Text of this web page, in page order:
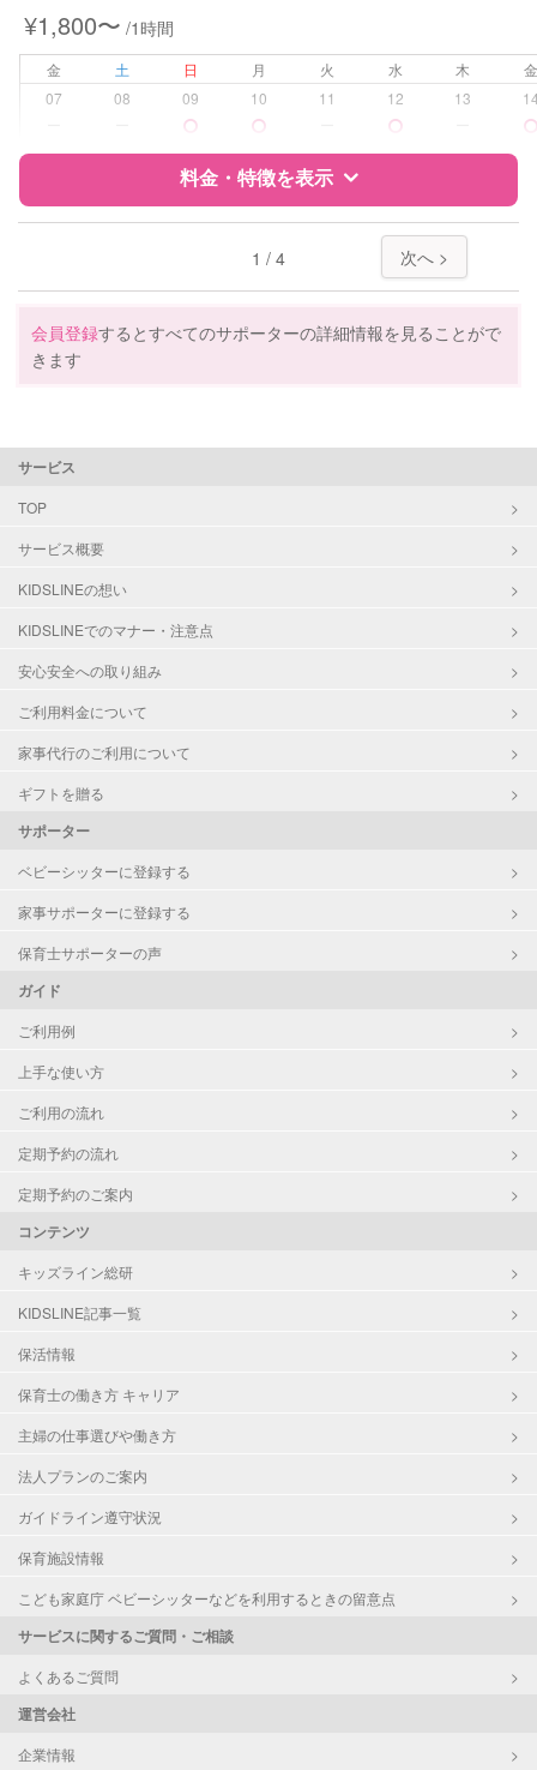
病児対応
障がい児対応 対応可否は個別に相談
レッスン なし
定期予約 可能
（定期特典）
対応可能
¥1,800〜 /1時間
金 土 日 月 火 水 木
07
08 09 10 11 12 13
料金・特徴を表示
サポートの特徴
資格
病児対応
障がい児対応
レッスン
定期予約
お子様の撮影
（定期特典）
1 / 4 次へ >
会員登録するとすべてのサポーターの詳細情報を見ることがで
きます
サービス
TOP
サービス概要
KIDSLINEの想い
KIDSLINEでのマナー・注意点
安心安全への取り組み
ご利用料金について
家事代行のご利用について
ギフトを贈る
サポーター
ベビーシッターに登録する
家事サポーターに登録する
保育士サポーターの声
ガイド
ご利用例
上手な使い方
ご利用の流れ
定期予約の流れ
定期予約のご案内
コンテンツ
キッズライン総研
KIDSLINE記事一覧
保活情報
保育士の働き方 キャリア
主婦の仕事選びや働き方
法人プランのご案内
ガイドライン遵守状況
保育施設情報
こども家庭庁 ベビーシッターなどを利用するときの留意点
サービスに関するご質問・ご相談
よくあるご質問
運営会社
企業情報